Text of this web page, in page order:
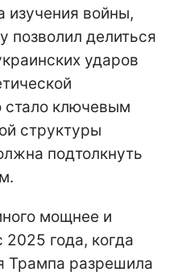
изучения войны,
позволил делиться
ударов
стало ключевым
структуры
подтолкнуть
мощнее и
2025 года, когда
Трампа разрешила